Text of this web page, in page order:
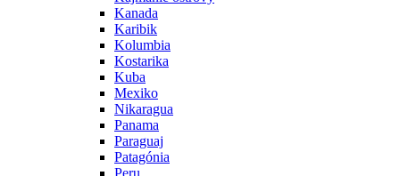
Kanada
Karibik
Kolumbia
Kostarika
Kuba
Mexiko
Nikaragua
Panama
Paraguaj
Patagónia
Peru